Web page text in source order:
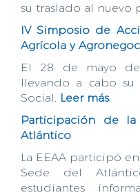
su traslado al nuevo
IV Simposio de
Agrícola y
El 28 de mayo
llevando a cabo
Social.
Leer más.
Participación de
Atlántico
La EEAA participó
Sede del
estudiantes